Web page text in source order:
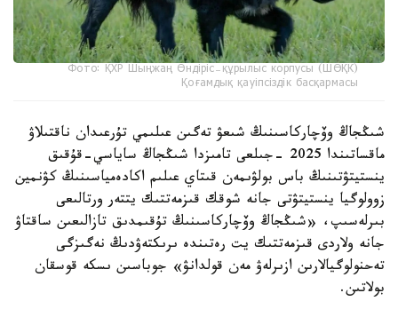
Фото: ҚХР Шыңжаң Өндіріс-құрылыс корпусы (ШӨҚК)
Қоғамдық қауіпсіздік басқармасы
شىڭجاڭ وۆچاركاسىنىڭ شىعۋ تەگىن عىلىمي تۇرعىدان ناقتىلاۋ
ماقساتىندا 2025 -جىلعى تامىزدا شىڭجاڭ ساياسي-قۇقىق
ينستيتۋتىنىڭ باس بولۋىمەن قىتاي عىلىم اكادەمياسىنىڭ كۋنمين
زوولوگيا ينستيتۋتى جانە شوقك قىزمەتتىك يتتەر ورتالىعى
بىرلەسىپ، «شىڭجاڭ وۆچاركاسىنىڭ تۇقىمدىق تازالىعىن ساقتاۋ
جانە ولاردى قىزمەتتىك يت رەتىندە ىرىكتەۋدىڭ نەگىزگى
تەحنولوگيالارىن ازىرلەۋ مەن قولدانۋ» جوباسىن ىسكە قوسقان
بولاتىن.